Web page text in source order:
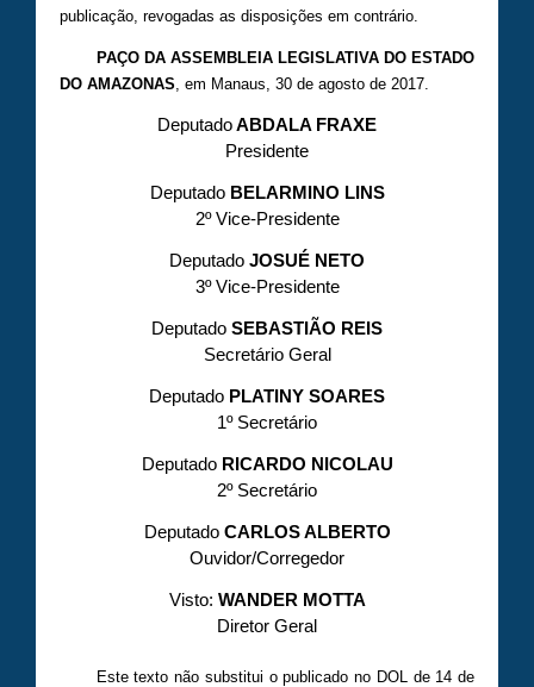
publicação, revogadas as disposições em contrário.
PAÇO DA ASSEMBLEIA LEGISLATIVA DO ESTADO
DO AMAZONAS , em Manaus, 30 de agosto de 2017.
DeputadoABDALA FRAXE
Presidente
DeputadoBELARMINO LINS
2º Vice-Presidente
Deputado JOSUÉ NETO
3º Vice-Presidente
Deputado SEBASTIÃO REIS
Secretário Geral
Deputado PLATINY SOARES
1º Secretário
DeputadoRICARDO NICOLAU
2º Secretário
DeputadoCARLOS ALBERTO
Ouvidor/Corregedor
Visto: WANDER MOTTA
Diretor Geral
Este texto não substitui o publicado no DOL de 14 de